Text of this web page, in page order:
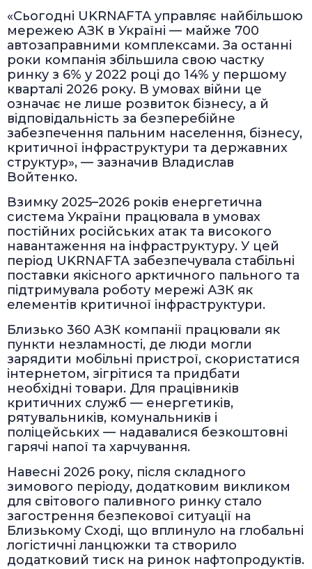
«Сьогодні UKRNAFTA управляє найбільшою
мережею АЗК в Україні — майже 700
автозаправними комплексами. За останні
роки компанія збільшила свою частку
ринку з 6% у 2022 році до 14% у першому
кварталі 2026 року. В умовах війни це
означає не лише розвиток бізнесу, а й
відповідальність за безперебійне
забезпечення пальним населення, бізнесу,
критичної інфраструктури та державних
структур», — зазначив Владислав
Войтенко.
Взимку 2025–2026 років енергетична
система України працювала в умовах
постійних російських атак та високого
навантаження на інфраструктуру. У цей
період UKRNAFTA забезпечувала стабільні
поставки якісного арктичного пального та
підтримувала роботу мережі АЗК як
елементів критичної інфраструктури.
Близько 360 АЗК компанії працювали як
пункти незламності, де люди могли
зарядити мобільні пристрої, скористатися
інтернетом, зігрітися та придбати
необхідні товари. Для працівників
критичних служб — енергетиків,
рятувальників, комунальників і
поліцейських — надавалися безкоштовні
гарячі напої та харчування.
Навесні 2026 року, після складного
зимового періоду, додатковим викликом
для світового паливного ринку стало
загострення безпекової ситуації на
Близькому Сході, що вплинуло на глобальні
логістичні ланцюжки та створило
додатковий тиск на ринок нафтопродуктів.